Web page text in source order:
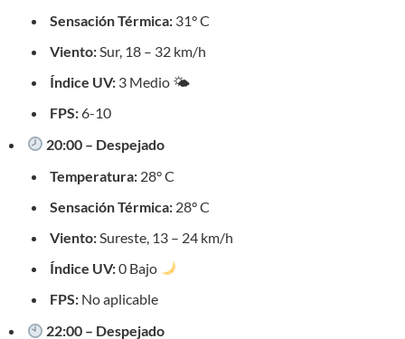
Sensación Térmica: 31° C
Viento: Sur, 18 – 32 km/h
Índice UV: 3 Medio 🌤
FPS:6-10
20:00 – Despejado
Temperatura: 28° C
Sensación Térmica: 28° C
Viento:Sureste, 13 – 24 km/h
Índice UV:0 Bajo
FPS: No aplicable
22:00 – Despejado